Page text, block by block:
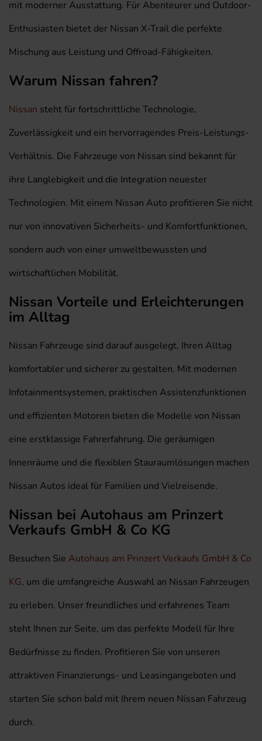
mit moderner Ausstattung. Für Abenteurer und Outdoor-
Enthusiasten bietet der Nissan X-Trail die perfekte
Mischung aus Leistung und Offroad-Fähigkeiten.
Warum Nissan fahren?
Nissan steht für fortschrittliche Technologie,
Zuverlässigkeit und ein hervorragendes Preis-Leistungs-
Verhältnis. Die Fahrzeuge von Nissan sind bekannt für
ihre Langlebigkeit und die Integration neuester
Technologien. Mit einem Nissan Auto profitieren Sie nicht
nur von innovativen Sicherheits- und Komfortfunktionen,
sondern auch von einer umweltbewussten und
wirtschaftlichen Mobilität.
Nissan Vorteile und Erleichterungen
im Alltag
Nissan Fahrzeuge sind darauf ausgelegt, Ihren Alltag
komfortabler und sicherer zu gestalten. Mit modernen
Infotainmentsystemen, praktischen Assistenzfunktionen
und effizienten Motoren bieten die Modelle von Nissan
eine erstklassige Fahrerfahrung. Die geräumigen
Innenräume und die flexiblen Stauraumlösungen machen
Nissan Autos ideal für Familien und Vielreisende.
Nissan bei Autohaus am Prinzert
Verkaufs GmbH & Co KG
Besuchen Sie Autohaus am Prinzert Verkaufs GmbH & Co
KG, um die umfangreiche Auswahl an Nissan Fahrzeugen
zu erleben. Unser freundliches und erfahrenes Team
steht Ihnen zur Seite, um das perfekte Modell für Ihre
Bedürfnisse zu finden. Profitieren Sie von unseren
attraktiven Finanzierungs- und Leasingangeboten und
starten Sie schon bald mit Ihrem neuen Nissan Fahrzeug
durch.